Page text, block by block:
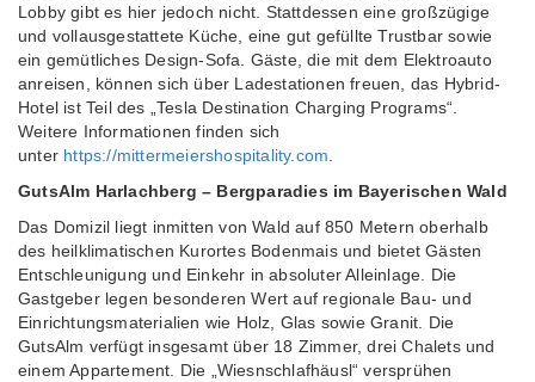
Lobby gibt es hier jedoch nicht. Stattdessen eine großzügige
und vollausgestattete Küche, eine gut gefüllte Trustbar sowie
ein gemütliches Design-Sofa. Gäste, die mit dem Elektroauto
anreisen, können sich über Ladestationen freuen, das Hybrid-
Hotel ist Teil des „Tesla Destination Charging Programs“.
Weitere Informationen finden sich
unter https://mittermeiershospitality.com
GutsAlm Harlachberg – Bergparadies im Bayerischen Wald
Das Domizil liegt inmitten von Wald auf 850 Metern oberhalb
des heilklimatischen Kurortes Bodenmais und bietet Gästen
Entschleunigung und Einkehr in absoluter Alleinlage. Die
Gastgeber legen besonderen Wert auf regionale Bau- und
Einrichtungsmaterialien wie Holz, Glas sowie Granit. Die
GutsAlm verfügt insgesamt über 18 Zimmer, drei Chalets und
einem Appartement. Die „Wiesnschlafhäusl“ versprühen